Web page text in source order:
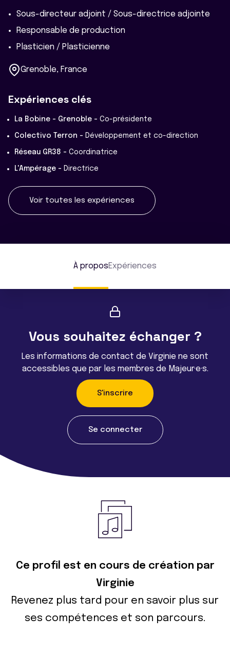
Sous-directeur adjoint / Sous-directrice adjointe
Responsable de production
Plasticien / Plasticienne
Grenoble, France
Expériences clés
La Bobine - Grenoble - Co-présidente
Colectivo Terron - Développement et co-direction
Réseau GR38 - Coordinatrice
L'Ampérage - Directrice
Voir toutes les expériences
À proposExpériences
Vous souhaitez échanger ?
Les informations de contact de Virginie ne sont
accessibles que par les membres de Majeur·e·s.
S'inscrire
Se connecter
Ce profil est en cours de création par
Virginie
Revenez plus tard pour en savoir plus sur
ses compétences et son parcours.